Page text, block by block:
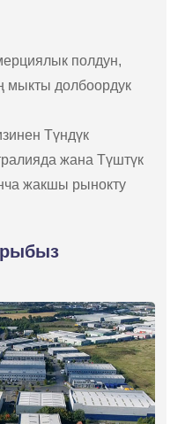
полдун,
мыкты долбоордук
Түндүк
жана Түштүк
жакшы рынокту